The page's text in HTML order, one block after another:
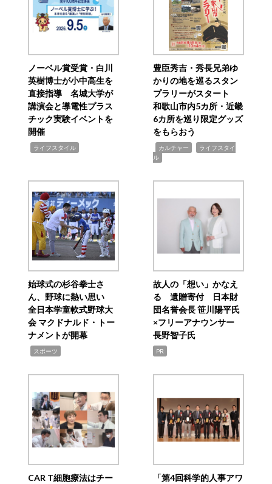
ノーベル賞受賞・白川
英樹博士が小中高生を
直接指導 名城大学が
講演会と導電性プラス
チック実験イベントを
開催
ライフスタイル
豊臣秀吉・秀長兄弟ゆ
かりの地を巡るスタン
プラリーがスタート
和歌山市内5カ所・近畿
6カ所を巡り限定グッズ
をもらおう
カルチャー
ライフスタイ
ル
始球式の杉谷拳士さ
ん、野球に熱い思い
全日本学童軟式野球大
会 マクドナルド・トー
ナメントが開幕
スポーツ
故人の「想い」かなえ
る 遺贈寄付 日本財
団名誉会長 笹川陽平氏
×フリーアナウンサー
長野智子氏
PR
CAR T細胞療法はチー
「第4回科学的人事アワ